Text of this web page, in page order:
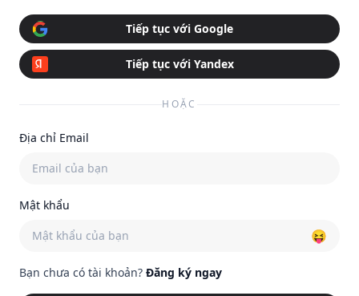
Tiếp tục với Google
Tiếp tục với Yandex
HOẶC
Địa chỉ Email
Mật khẩu
😝
Bạn chưa có tài khoản? Đăng ký ngay